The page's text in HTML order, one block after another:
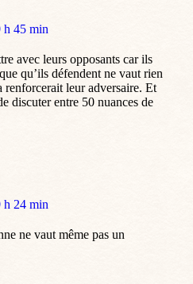
h 45 min
avec leurs opposants car ils
qu’ils défendent ne vaut rien
renforcerait leur adversaire. Et
discuter entre 50 nuances de
h 24 min
ne vaut même pas un